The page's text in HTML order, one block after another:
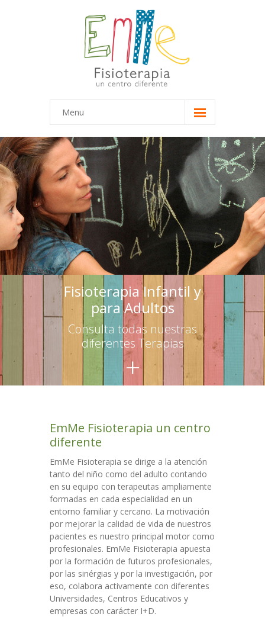
Menu
Inicio
Equipo
-- Marta
-- María
Terapias
-- Terapias Infantiles
-- Terapias para adultos
Escuelas
-- Asesoramiento
-- Talleres para educadores
-- Talleres para familias
Colaboraciones
Contacto
Fisioterapia Infantil y
para Adultos
Consulta todas nuestras
diferentes Terapias
+
EmMe Fisioterapia un centro
diferente
EmMe Fisioterapia se dirige a la atención
tanto del niño como del adulto contando
en su equipo con terapeutas ampliamente
formadas en cada especialidad en un
entorno familiar y cercano. La motivación
por mejorar la calidad de vida de nuestros
pacientes es nuestro principal motor como
profesionales. EmMe Fisioterapia apuesta
por la formación de futuros profesionales,
por las sinérgias y por la investigación, por
eso, colabora activamente con diferentes
Universidades, Centros Educativos y
empresas con carácter I+D.